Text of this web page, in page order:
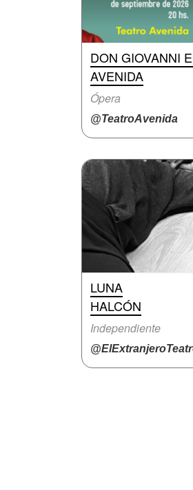
DON GIOVANNI
AVENIDA
Ópera
@TeatroAvenida
LUNA
HALCÓN
Independiente